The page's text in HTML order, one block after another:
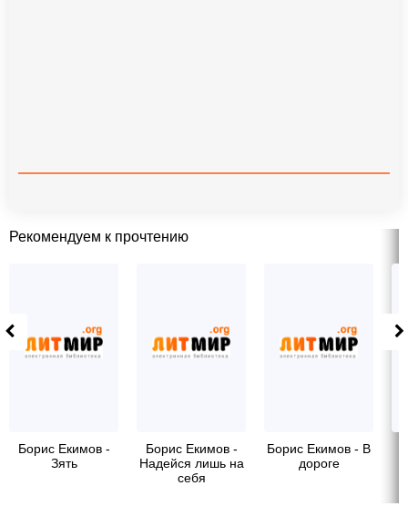
Рекомендуем к прочтению
Борис Екимов -
Зять
Борис Екимов -
Надейся лишь на
себя
Борис Екимов - В
дороге